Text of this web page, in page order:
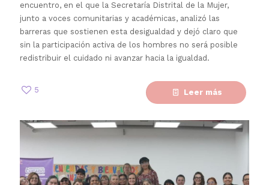
encuentro, en el que la Secretaría Distrital de la Mujer,
junto a voces comunitarias y académicas, analizó las
barreras que sostienen esta desigualdad y dejó claro que
sin la participación activa de los hombres no será posible
redistribuir el cuidado ni avanzar hacia la igualdad.
5 Leer más